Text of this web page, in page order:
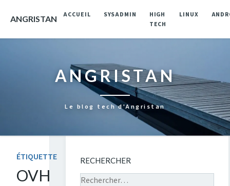
ANGRISTAN ACCUEIL SYSADMIN
HIGH
TECH
LINUX
ANGRISTAN
Le blog tech d'Angristan
ÉTIQUETTE
OVH
RECHERCHER
Rechercher sur le site